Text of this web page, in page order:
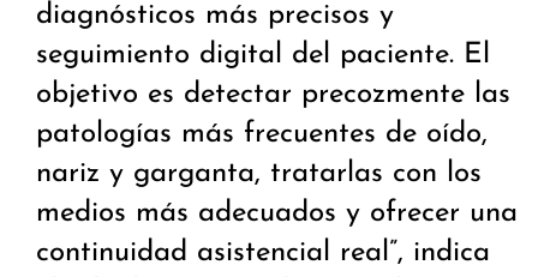
diagnósticos más precisos y
seguimiento digital del paciente. El
objetivo es detectar precozmente las
patologías más frecuentes de oído,
nariz y garganta, tratarlas con los
medios más adecuados y ofrecer una
continuidad asistencial real”, indica